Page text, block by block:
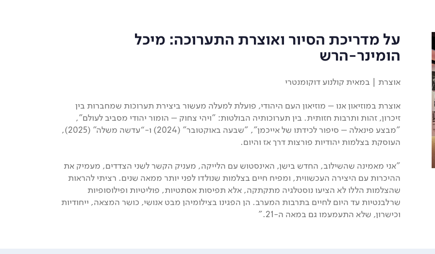
על מדריכת הסיור ואוצרת התערוכה: מיכל
הומינר-הרש
אוצרת | במאית קולנוע דוקומנטרי
אוצרת במוזיאון אנו – מוזיאון העם היהודי, פועלת למעלה מעשור ביצירת תערוכות שמחברות בין
זיכרון, זהות ותרבות חזותית. בין תערוכותיה הבולטות: "ויהי צחוק – הומור יהודי מסביב לעולם",
"מבצע פינאלה – סיפור לכידתו של אייכמן", "שבעה באוקטובר" (2024) ו-“עדשה משלה” (2025),
העוסקת בצלמות יהודיות פורצות דרך אז והיום.
"אני מאמינה שהשילוב, החדש בישן, האינסטוש עם הלייקה, מעניק הקשר לשני הצדדים, מעמיק את
ההיכרות עם היצירה העכשווית, ומפיח חיים בצלמות שנולדו לפני יותר ממאה שנים. רציתי להראות
שהצלמות הללו לא הציעו נוסטלגיה מתקתקה, אלא תפיסות אסתטיות, פוליטיות ופילוסופיות
שרלבנטיות עד היום לחיים בתרבות המערב. הן הפגינו בצילומיהן מבט אנושי, כושר המצאה, ייחודיות
וכישרון, שלא התעמעמו גם במאה ה-21."